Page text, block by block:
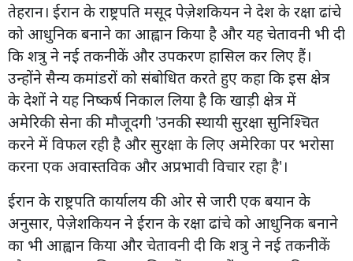
तेहरान। ईरान के राष्ट्रपति मसूद पेज़ेशकियन ने देश के रक्षा ढांचे
को आधुनिक बनाने का आह्वान किया है और यह चेतावनी भी दी
कि शत्रु ने नई तकनीकें और उपकरण हासिल कर लिए हैं।
उन्होंने सैन्य कमांडरों को संबोधित करते हुए कहा कि इस क्षेत्र
के देशों ने यह निष्कर्ष निकाल लिया है कि खाड़ी क्षेत्र में
अमेरिकी सेना की मौजूदगी 'उनकी स्थायी सुरक्षा सुनिश्चित
करने में विफल रही है और सुरक्षा के लिए अमेरिका पर भरोसा
करना एक अवास्तविक और अप्रभावी विचार रहा है'।
ईरान के राष्ट्रपति कार्यालय की ओर से जारी एक बयान के
अनुसार, पेज़ेशकियन ने ईरान के रक्षा ढांचे को आधुनिक बनाने
का भी आह्वान किया और चेतावनी दी कि शत्रु ने नई तकनीकें